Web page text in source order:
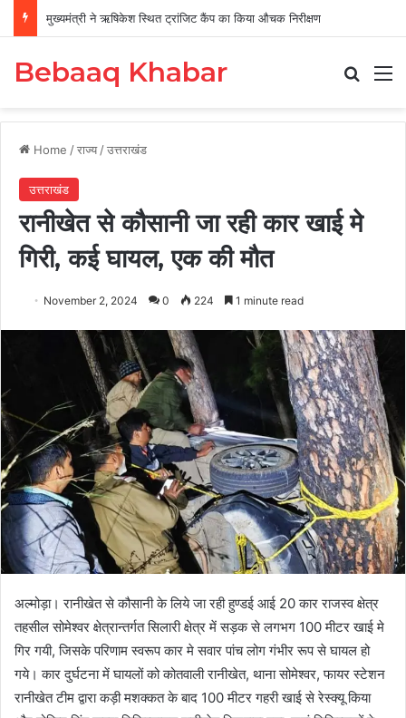
मुख्यमंत्री ने ऋषिकेश स्थित ट्रांजिट कैंप का किया औचक निरीक्षण
Bebaaq Khabar
Home /राज्य /उत्तराखंड
उत्तराखंड
रानीखेत से कौसानी जा रही कार खाई मे
गिरी, कई घायल, एक की मौत
November 2, 2024 0 224 1 minute read
अल्मोड़ा। रानीखेत से कौसानी के लिये जा रही हुण्डई आई 20 कार राजस्व क्षेत्र
तहसील सोमेश्वर क्षेत्रान्तर्गत सिलारी क्षेत्र में सड़क से लगभग 100 मीटर खाई मे
गिर गयी, जिसके परिणाम स्वरूप कार मे सवार पांच लोग गंभीर रूप से घायल हो
गये। कार दुर्घटना में घायलों को कोतवाली रानीखेत, थाना सोमेश्वर, फायर स्टेशन
रानीखेत टीम द्वारा कड़ी मशक्कत के बाद 100 मीटर गहरी खाई से रेस्क्यू किया